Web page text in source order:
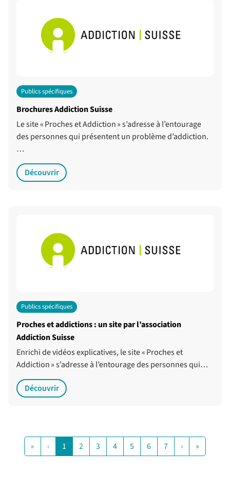
Publics spécifiques
Brochures Addiction Suisse
Le site « Proches et Addiction » s’adresse à l’entourage
des personnes qui présentent un problème d’addiction.
…
Découvrir
Publics spécifiques
Proches et addictions : un site par l’association
Addiction Suisse
Enrichi de vidéos explicatives, le site « Proches et
Addiction » s’adresse à l’entourage des personnes qui…
Découvrir
« ‹ 1 2 3 4 5 6 7 › »